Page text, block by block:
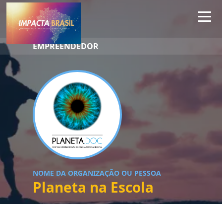
EMPREENDEDOR
NOME DA ORGANIZAÇÃO OU PESSOA
Planeta na Escola